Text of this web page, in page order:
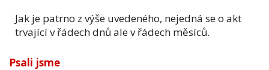
Jak je patrno z výše uvedeného, nejedná se o akt
trvající v řádech dnů ale v řádech měsíců.
Psali jsme